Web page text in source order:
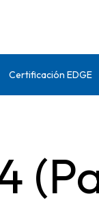
Certificación EDGE